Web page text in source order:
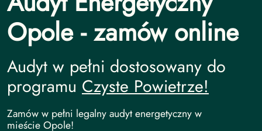
Opole - zamów online
Audyt w pełni dostosowany do
programu Czyste Powietrze!
Audyt Energetyczny undefined
Zamów w pełni legalny audyt energetyczny w
mieście Opole!